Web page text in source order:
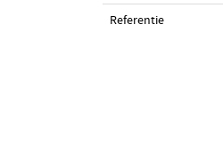
Referentie